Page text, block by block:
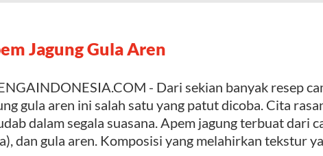
Jagung Gula Aren
- Dari sekian banyak resep
gula aren ini salah satu yang patut dicoba. Cita
dalam segala suasana. Apem jagung terbuat dari
dan gula aren. Komposisi yang melahirkan tekstur